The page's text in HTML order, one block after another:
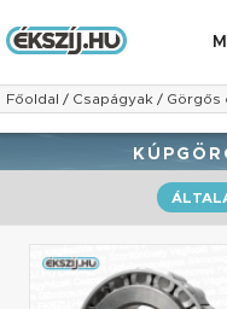
Főoldal / Csapágyak / Görgős